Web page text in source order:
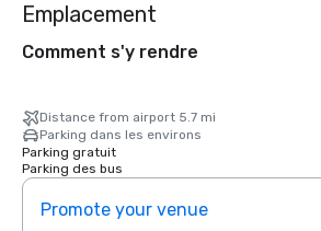
Emplacement
Comment s'y rendre
Distance from airport 5.7 mi
Parking dans les environs
Parking gratuit
Parking des bus
Promote your venue